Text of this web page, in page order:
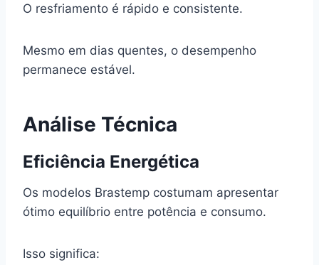
O resfriamento é rápido e consistente.
Mesmo em dias quentes, o desempenho
permanece estável.
Análise Técnica
Eficiência Energética
Os modelos Brastemp costumam apresentar
ótimo equilíbrio entre potência e consumo.
Isso significa: